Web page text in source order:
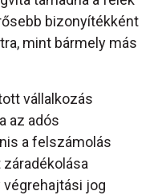
bizonyítékként
mint bármely más
vállalkozás
az adós
a felszámolás
jog